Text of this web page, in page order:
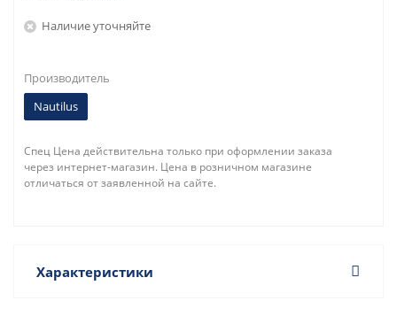
Наличие уточняйте
Производитель
Nautilus
Спец Цена действительна только при оформлении заказа
через интернет-магазин. Цена в розничном магазине
отличаться от заявленной на сайте.
Характеристики